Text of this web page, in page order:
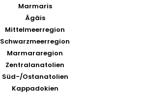
Marmaris
Ägäis
Mittelmeerregion
Schwarzmeerregion
Marmararegion
Zentralanatolien
Süd-/Ostanatolien
Kappadokien